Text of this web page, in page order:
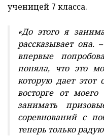
ученицей 7 класса.
«До этого я
рассказывает
впервые
поняла, что это
которую дает
восторге от
занимать
соревнований с
теперь только